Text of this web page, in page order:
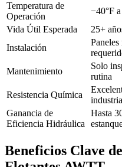
Temperatura de
Operación
−40°F
Vida Útil Esperada
25+
Instalación
Mantenimiento
Solo
rutina
Resistencia Química
Ganancia de
Eficiencia Hidráulica
Hasta
Beneficios Clave